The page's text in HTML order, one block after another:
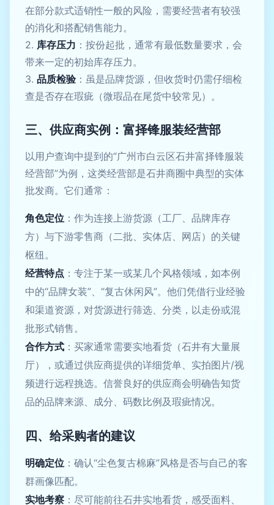
在部分款式适销性一般的风险，需要经营者有较强
的消化和搭配销售能力。
2. 库存压力 ：按份起批，通常有最低数量要求，会
带来一定的初始库存压力。
3. 品质检验 ：虽是品牌货源，但收货时仍需仔细检
查是否存在瑕疵（微瑕品在尾货中较常见）。
三、供应商实例：富择锋服装经营部
以用户查询中提到的“广州市白云区石井富择锋服装
经营部”为例，这类经营部是石井商圈中典型的实体
批发商。它们通常：
角色定位 ：作为连接上游货源（工厂、品牌库存
方）与下游零售商（二批、实体店、网店）的关键
枢纽。
经营特点 ：专注于某一或某几个风格领域，如本例
中的“品牌女装”、“复古休闲风”。他们凭借行业经验
和渠道资源，对货源进行筛选、分类，以走份或混
批形式销售。
合作方式 ：买家通常需要实地看货（石井有大量展
厅），或通过供应商提供的详细货单、实拍图片/视
频进行远程挑选。信誉良好的供应商会明确告知货
品的品牌来源、成分、码数比例及瑕疵情况。
四、给采购者的建议
明确定位 ：确认“尘色复古棉麻”风格是否与自己的客
群画像匹配。
实地考察 ：尽可能前往石井实地看货，感受面料、